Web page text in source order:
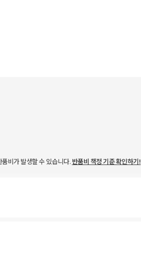
비가 발생할 수 있습니다. 반품비 책정 기준 확인하기!